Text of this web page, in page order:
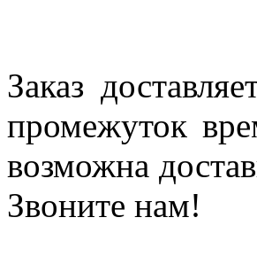
Заказ
промежуток
возможна
Звоните нам!